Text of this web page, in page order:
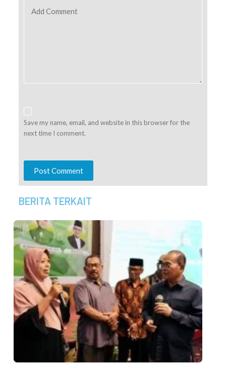
Add Comment
Save my name, email, and website in this browser for the
next time I comment.
Post Comment
BERITA TERKAIT